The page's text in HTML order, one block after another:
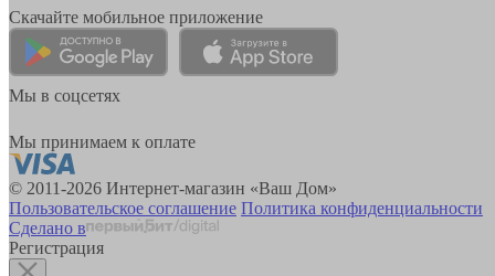
Скачайте мобильное приложение
Мы в соцсетях
Мы принимаем к оплате
© 2011-2026 Интернет-магазин «Ваш Дом»
Пользовательское соглашение Политика конфиденциальности
Сделано в
Регистрация